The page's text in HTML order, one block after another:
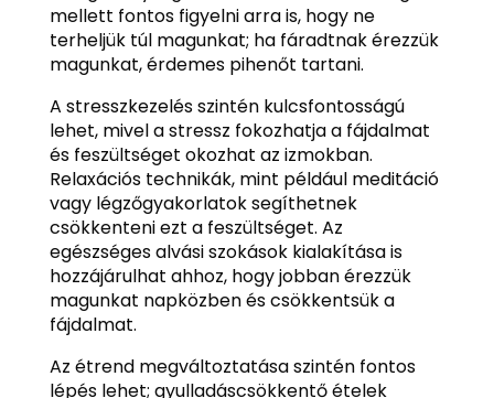
mellett fontos figyelni arra is, hogy ne
terheljük túl magunkat; ha fáradtnak érezzük
magunkat, érdemes pihenőt tartani.
A stresszkezelés szintén kulcsfontosságú
lehet, mivel a stressz fokozhatja a fájdalmat
és feszültséget okozhat az izmokban.
Relaxációs technikák, mint például meditáció
vagy légzőgyakorlatok segíthetnek
csökkenteni ezt a feszültséget. Az
egészséges alvási szokások kialakítása is
hozzájárulhat ahhoz, hogy jobban érezzük
magunkat napközben és csökkentsük a
fájdalmat.
Az étrend megváltoztatása szintén fontos
lépés lehet; gyulladáscsökkentő ételek